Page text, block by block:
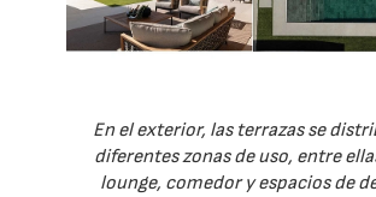
En el exterior, las terrazas se
diferentes zonas de uso, entre
lounge, comedor y espacios de